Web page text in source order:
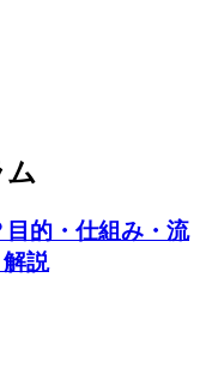
ム
的・仕組み・流
説